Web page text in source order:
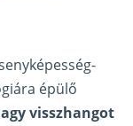
épülő
visszhangot